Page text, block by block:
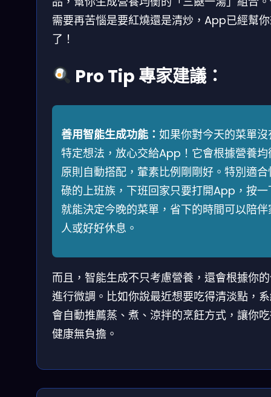
需要再苦惱是要紅燒還是清炒，App已經幫
了！
Pro Tip 專家建議：
善用智能生成功能： 如果你對今天的菜單沒
特定想法，放心交給App！它會根據營養均
原則自動搭配，葷素比例剛剛好。特別適合
碌的上班族，下班回家只要打開App，按一
就能決定今晚的菜單，省下的時間可以陪伴
人或好好休息。
而且，智能生成不只考慮營養，還會根據你
進行微調。比如你說最近想要吃得清淡點，
會自動推薦蒸、煮、涼拌的烹飪方式，讓你
健康無負擔。